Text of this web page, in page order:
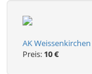
AK
Preis: 10 €